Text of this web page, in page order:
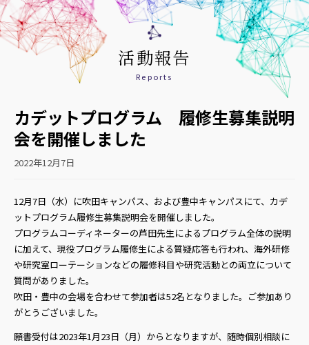
活動報告
Reports
カデットプログラム 履修生募集説明
会を開催しました
2022年12月7日
12月7日（水）に吹田キャンパス、および豊中キャンパスにて、カデ
ットプログラム履修生募集説明会を開催しました。
プログラムコーディネーターの芦田先生によるプログラム全体の説明
に加えて、現役プログラム履修生による質疑応答も行われ、海外研修
や研究室ローテーションなどの履修科目や研究活動との両立について
質問がありました。
吹田・豊中の会場を合わせて参加者は52名となりました。ご参加あり
がとうございました。
願書受付は2023年1月23日（月）からとなりますが、随時個別相談に